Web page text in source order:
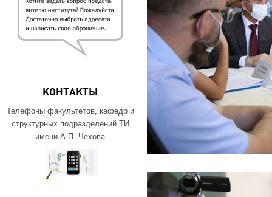
КОНТАКТЫ
Телефоны факультетов, кафедр и
структурных подразделений ТИ
имени А.П. Чехова